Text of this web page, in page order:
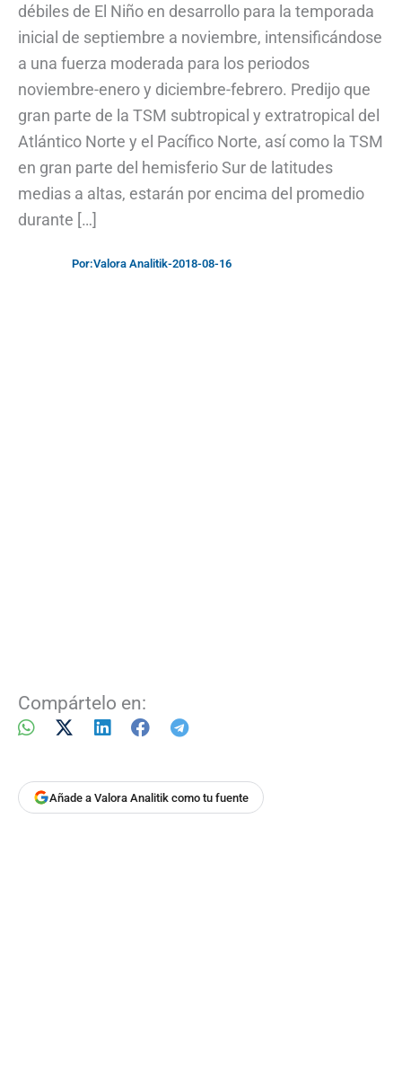
débiles de El Niño en desarrollo para la temporada
inicial de septiembre a noviembre, intensificándose
a una fuerza moderada para los periodos
noviembre-enero y diciembre-febrero. Predijo que
gran parte de la TSM subtropical y extratropical del
Atlántico Norte y el Pacífico Norte, así como la TSM
en gran parte del hemisferio Sur de latitudes
medias a altas, estarán por encima del promedio
durante […]
Por:Valora Analitik-2018-08-16
Compártelo en:
Añade a Valora Analitik como tu fuente